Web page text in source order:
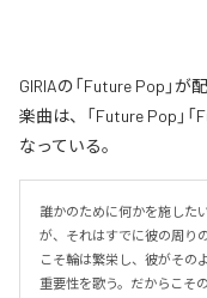
GIRIAの「Future Pop」
楽曲は、「Future Pop」
なっている。
誰かのために何かを施した
が、それはすでに彼の周り
こそ輪は繁栄し、彼がその
重要性を歌う。だからこそ